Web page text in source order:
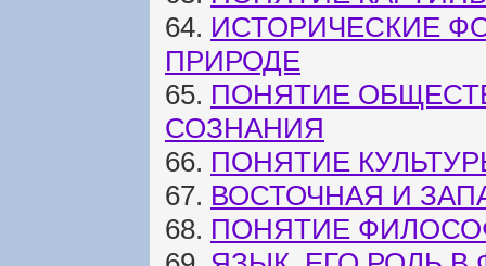
64. ИСТОРИЧЕСКИЕ
ПРИРОДЕ
65. ПОНЯТИЕ
СОЗНАНИЯ
66. ПОНЯТИЕ
67. ВОСТОЧНАЯ И
68. ПОНЯТИЕ